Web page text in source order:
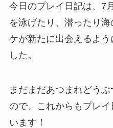
今日のプレイ日記は、7
を泳げたり、潜ったり
ケが新たに出会えるよ
した。
まだまだあつまれどう
ので、これからもプレ
います！